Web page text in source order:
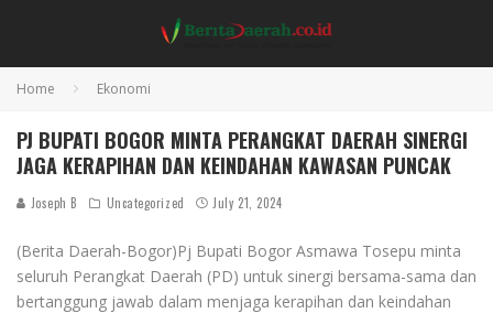
Home Ekonomi
PJ BUPATI BOGOR MINTA PERANGKAT DAERAH SINERGI
JAGA KERAPIHAN DAN KEINDAHAN KAWASAN PUNCAK
Joseph B Uncategorized July 21, 2024
(Berita Daerah-Bogor)Pj Bupati Bogor Asmawa Tosepu minta
seluruh Perangkat Daerah (PD) untuk sinergi bersama-sama dan
bertanggung jawab dalam menjaga kerapihan dan keindahan